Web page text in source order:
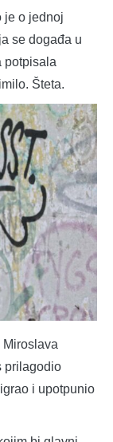
je o jednoj
se događa u
potpisala
Šteta.
Miroslava
prilagodio
i upotpunio